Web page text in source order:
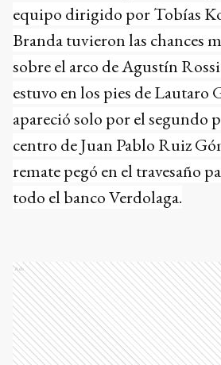
equipo dirigido por Tobías
Branda tuvieron las chances
sobre el arco de Agustín
estuvo en los pies de Lautaro
apareció solo por el segundo
centro de Juan Pablo Ruiz
remate pegó en el travesaño
todo el banco Verdolaga.
Ads